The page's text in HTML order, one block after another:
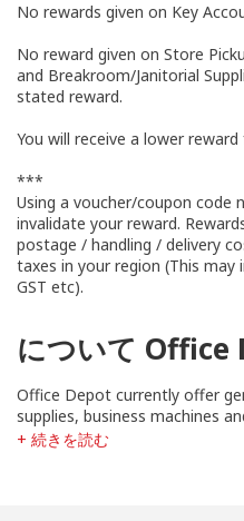
No rewards given on Key
No reward given on Store
and Breakroom/Janitorial
stated reward.
You will receive a lower
***
Using a voucher/coupon code
invalidate your reward.
postage / handling / delivery
taxes in your region (This may
GST etc).
について Office
Office Depot currently offer
supplies, business machines
furniture from national brands
+ 続きを読む